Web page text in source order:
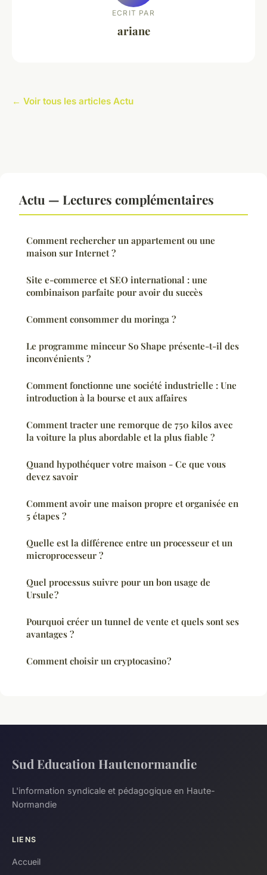
ECRIT PAR
ariane
← Voir tous les articles Actu
Actu — Lectures complémentaires
Comment rechercher un appartement ou une
maison sur Internet ?
Site e-commerce et SEO international : une
combinaison parfaite pour avoir du succès
Comment consommer du moringa ?
Le programme minceur So Shape présente-t-il des
inconvénients ?
Comment fonctionne une société industrielle : Une
introduction à la bourse et aux affaires
Comment tracter une remorque de 750 kilos avec
la voiture la plus abordable et la plus fiable ?
Quand hypothéquer votre maison - Ce que vous
devez savoir
Comment avoir une maison propre et organisée en
5 étapes ?
Quelle est la différence entre un processeur et un
microprocesseur ?
Quel processus suivre pour un bon usage de
Ursule ?
Pourquoi créer un tunnel de vente et quels sont ses
avantages ?
Comment choisir un cryptocasino ?
Sud Education Hautenormandie
L'information syndicale et pédagogique en Haute-
Normandie
LIENS
Accueil